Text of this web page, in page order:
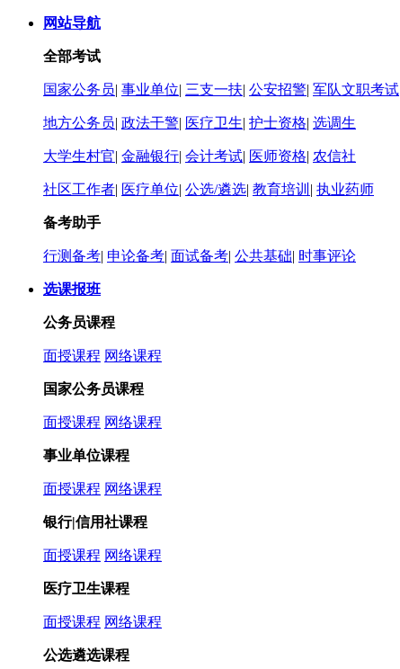
网站导航
全部考试
国家公务员| 事业单位| 三支一扶| 公安招警| 军队文职考试
地方公务员| 政法干警| 医疗卫生| 护士资格| 选调生
大学生村官| 金融银行| 会计考试| 医师资格| 农信社
社区工作者| 医疗单位| 公选/遴选| 教育培训 | 执业药师
备考助手
行测备考| 申论备考| 面试备考| 公共基础| 时事评论
选课报班
公务员课程
面授课程 网络课程
国家公务员课程
面授课程 网络课程
事业单位课程
面授课程 网络课程
银行|信用社课程
面授课程 网络课程
医疗卫生课程
面授课程 网络课程
公选遴选课程